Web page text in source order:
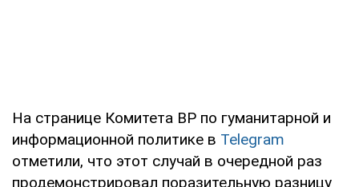
На странице Комитета ВР по гуманитарной и
информационной политике в Telegram
отметили, что этот случай в очередной раз
продемонстрировал поразительную разницу